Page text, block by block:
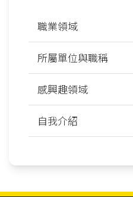
職業領域
所屬單位與職稱
感興趣領域
自我介紹